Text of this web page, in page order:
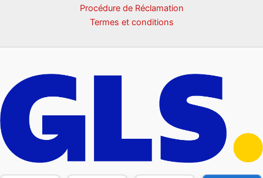
Procédure de Réclamation
Termes et conditions